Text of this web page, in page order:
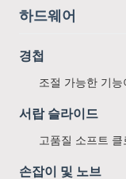
하드웨어
경첩
조절 가능한 기
서랍 슬라이드
고품질 소프트
손잡이 및 노브